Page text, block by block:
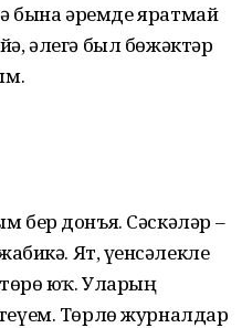
ә бына әремде яратмай
әлегә был бөжәктәр
бер донъя. Сәскәләр –
Ят, үҙенсәлекле
юҡ. Уларҙың
Төрлө журналдар